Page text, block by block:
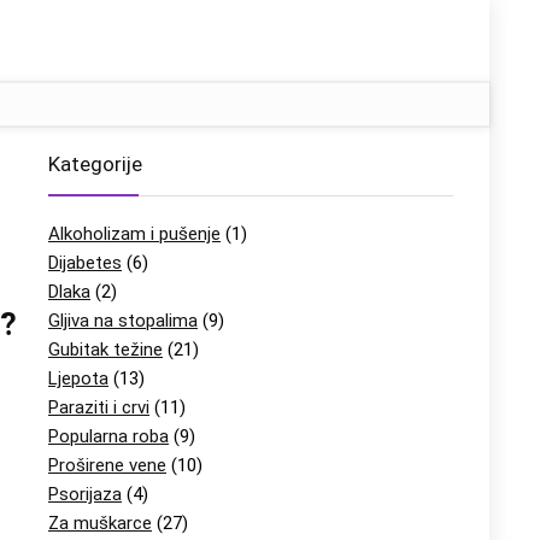
Kategorije
Alkoholizam i pušenje (1)
Dijabetes (6)
Dlaka (2)
Gljiva na stopalima (9)
Gubitak težine (21)
Ljepota (13)
Paraziti i crvi (11)
Popularna roba (9)
Proširene vene (10)
Psorijaza (4)
Za muškarce (27)